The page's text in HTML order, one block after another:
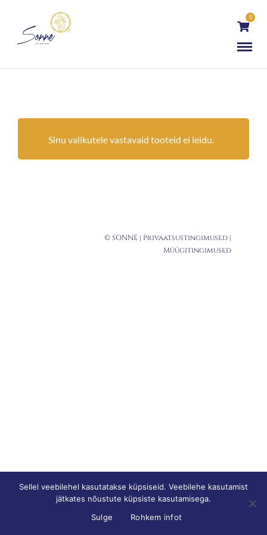
0
Sinu valikutele vastavaid tooteid ei leidu.
© SONNE | Privaatsustingimused |
Müügitingimused
Sellel veebilehel kasutatakse küpsiseid. Veebilehe kasutamist
jätkates nõustute küpsiste kasutamisega.
Sulge
Rohkem infot